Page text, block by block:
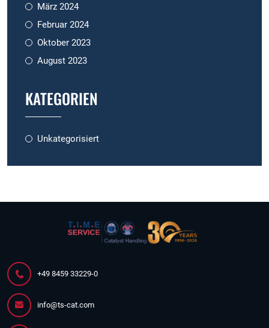
März 2024
Februar 2024
Oktober 2023
August 2023
KATEGORIEN
Unkategorisiert
+49 8459 33229-0
info@ts-cat.com